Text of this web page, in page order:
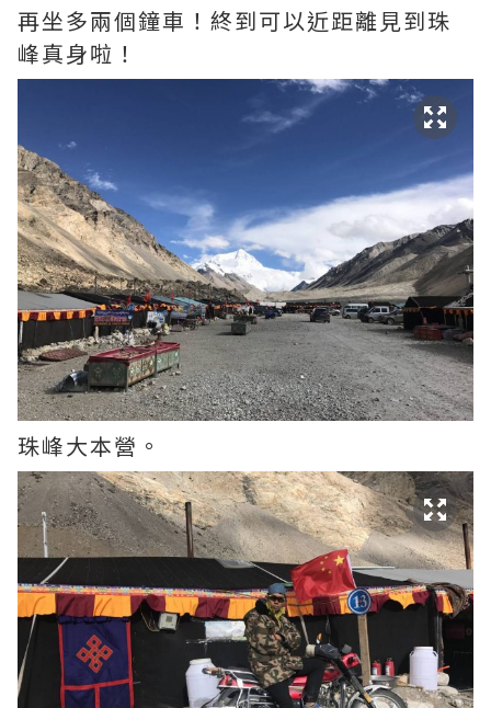
再坐多兩個鐘車！終到可以近距離見到珠
峰真身啦！
珠峰大本營。